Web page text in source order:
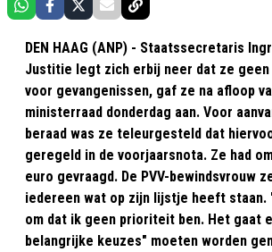
DEN HAAG (ANP) - Staatssecretaris
Justitie legt zich erbij neer dat ze
voor gevangenissen, gaf ze na afloop
ministerraad donderdag aan. Voor
beraad was ze teleurgesteld dat
geregeld in de voorjaarsnota. Ze had
euro gevraagd. De PVV-bewindsvrouw
iedereen wat op zijn lijstje heeft
om dat ik geen prioriteit ben. Het gaat
belangrijke keuzes" moeten worden